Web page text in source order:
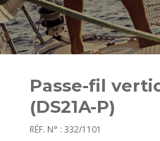
Passe-fil
(DS21A-P)
RÉF. N° : 332/1101